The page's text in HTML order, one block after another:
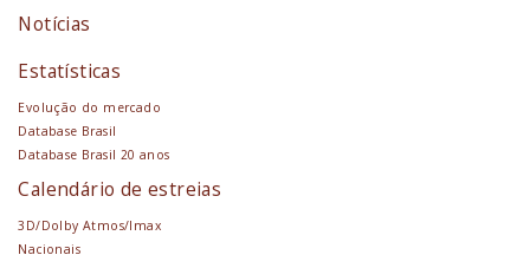
Notícias
Estatísticas
Evolução do mercado
Database Brasil
Database Brasil 20 anos
Calendário de estreias
3D/Dolby Atmos/Imax
Nacionais